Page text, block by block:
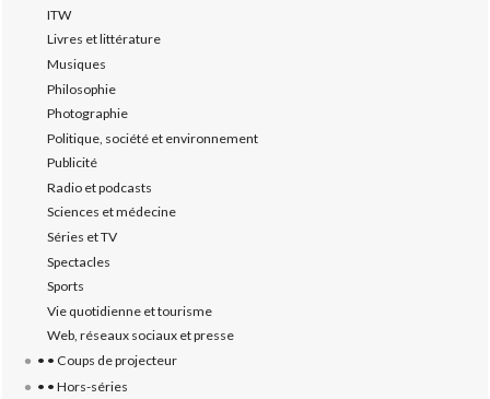
ITW
Livres et littérature
Musiques
Philosophie
Photographie
Politique, société et environnement
Publicité
Radio et podcasts
Sciences et médecine
Séries et TV
Spectacles
Sports
Vie quotidienne et tourisme
Web, réseaux sociaux et presse
• • Coups de projecteur
• • Hors-séries